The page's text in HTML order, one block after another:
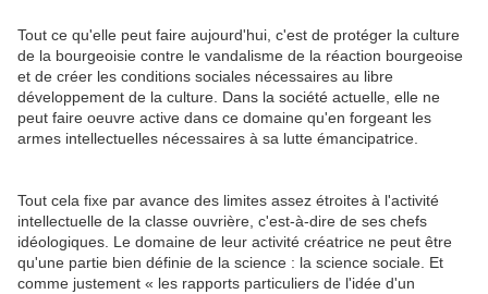
Tout ce qu'elle peut faire aujourd'hui, c'est de protéger la culture
de la bourgeoisie contre le vandalisme de la réaction bourgeoise
et de créer les conditions sociales nécessaires au libre
développement de la culture. Dans la société actuelle, elle ne
peut faire oeuvre active dans ce domaine qu'en forgeant les
armes intellectuelles nécessaires à sa lutte émancipatrice.
Tout cela fixe par avance des limites assez étroites à l'activité
intellectuelle de la classe ouvrière, c'est-à-dire de ses chefs
idéologiques. Le domaine de leur activité créatrice ne peut être
qu'une partie bien définie de la science : la science sociale. Et
comme justement « les rapports particuliers de l'idée d'un